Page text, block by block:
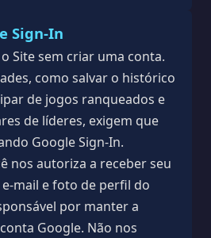
Sign-In
Site sem criar uma conta.
como salvar o histórico
de jogos ranqueados e
de líderes, exigem que
Google Sign-In.
nos autoriza a receber seu
mail e foto de perfil do
por manter a
Google. Não nos